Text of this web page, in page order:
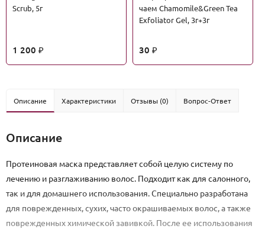
Scrub, 5г
1 200 ₽
чаем Chamomile&Green Tea
Exfoliator Gel, 3г+3г
30 ₽
Описание Характеристики Отзывы (0) Вопрос-Ответ
Описание
Протеиновая маска представляет собой целую систему по
лечению и разглаживанию волос. Подходит как для салонного,
так и для домашнего использования. Специально разработана
для поврежденных, сухих, часто окрашиваемых волос, а также
поврежденных химической завивкой. После ее использования